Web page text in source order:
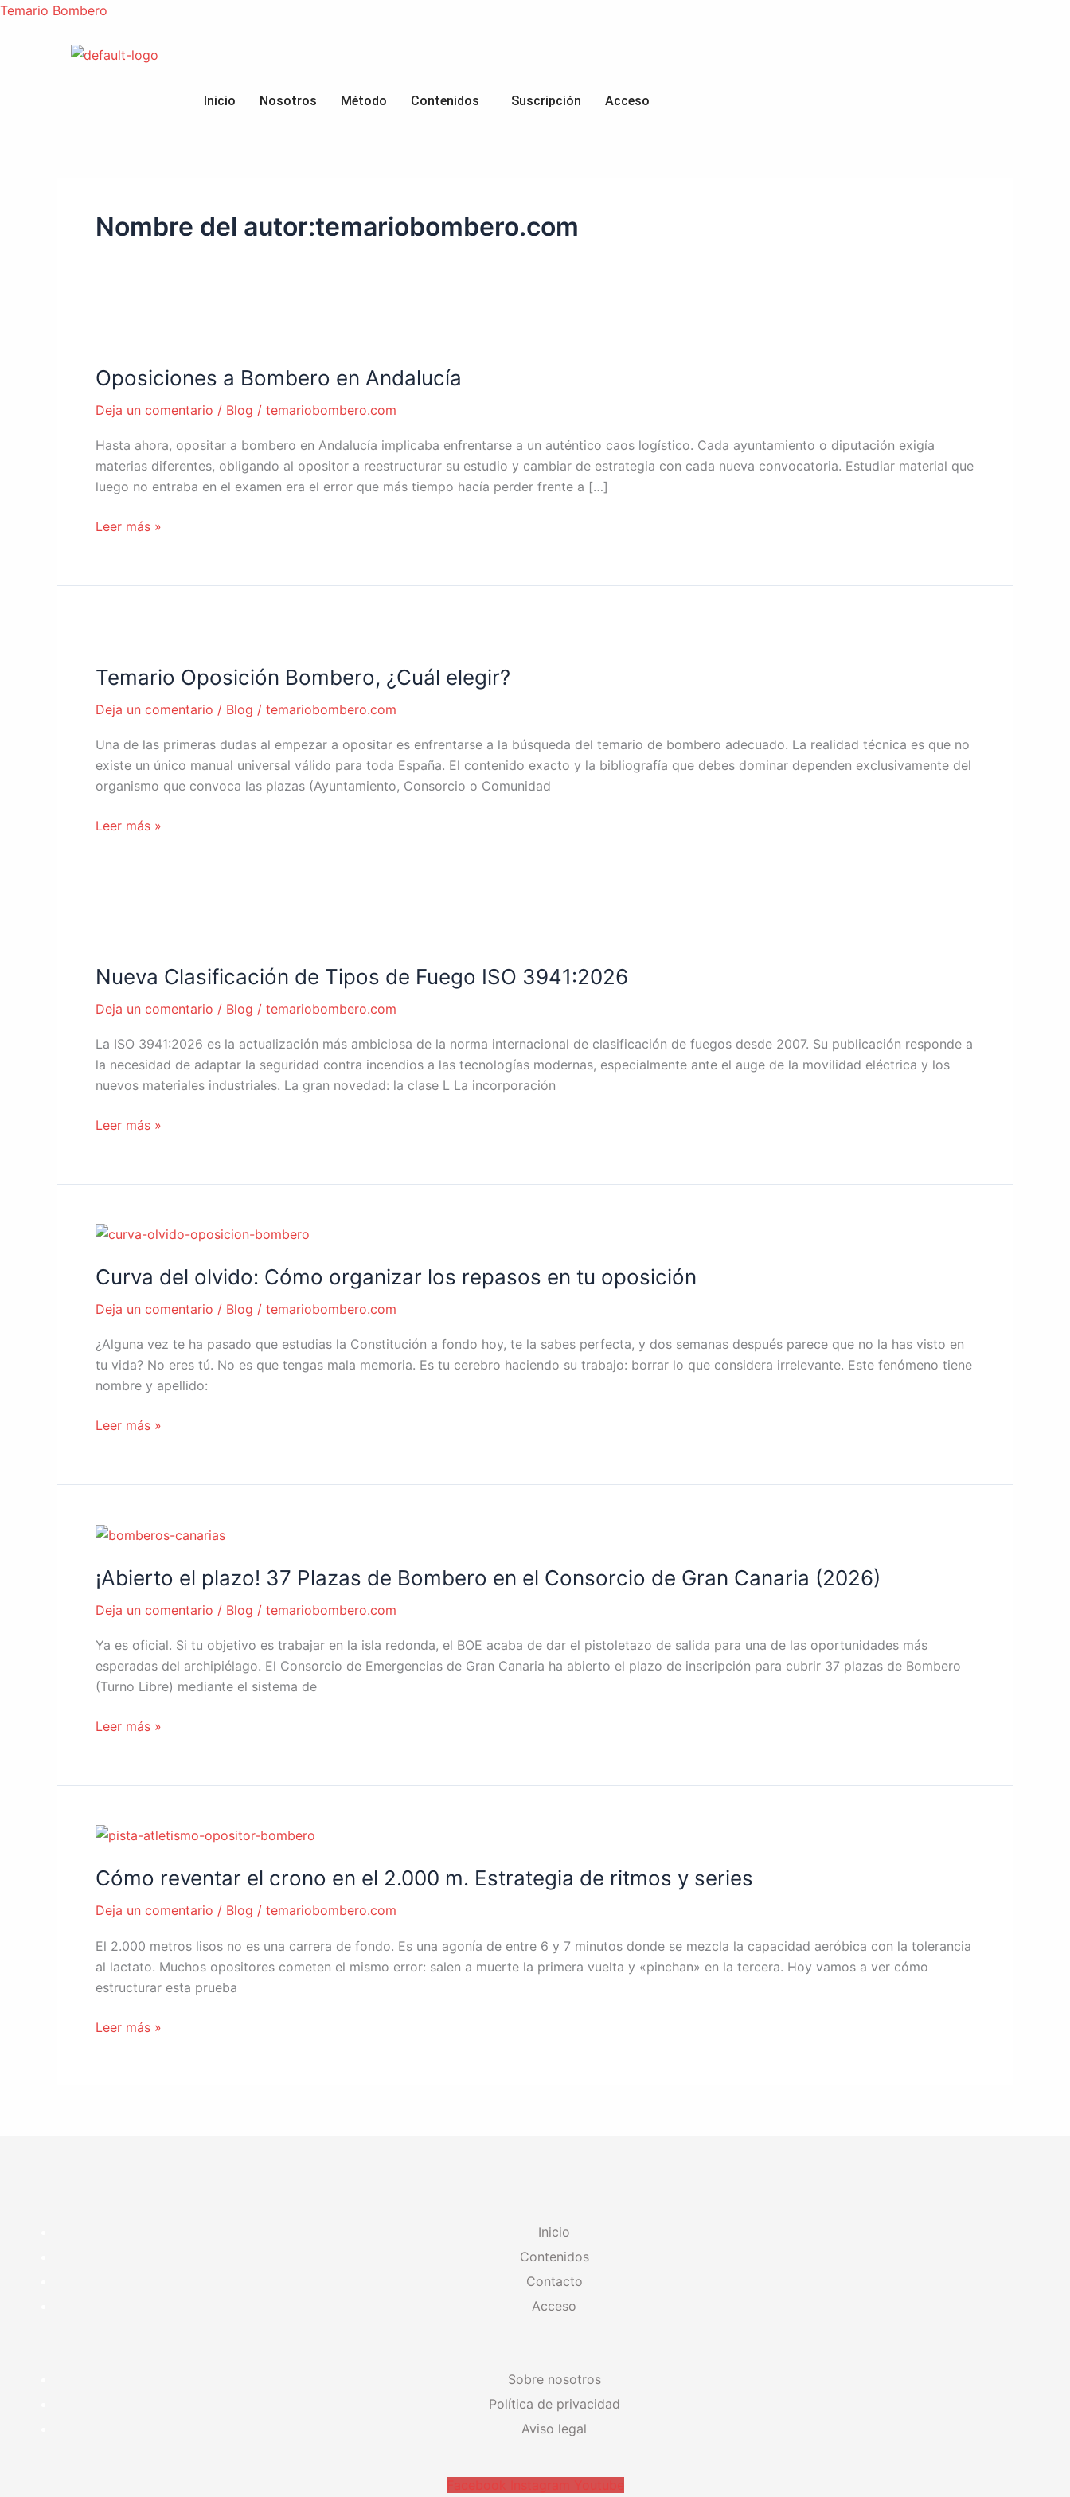
Ir
Temario Bombero
Inicio Nosotros Método Contenidos Suscripción Acceso
Nombre del autor:temariobombero.com
Oposiciones a Bombero en Andalucía
Deja un comentario / Blog / temariobombero.com
Hasta ahora, opositar a bombero en Andalucía implicaba enfrentarse a un auténtico caos logístico. Cada ayuntamiento o diputación exigía
materias diferentes, obligando al opositor a reestructurar su estudio y cambiar de estrategia con cada nueva convocatoria. Estudiar material que
luego no entraba en el examen era el error que más tiempo hacía perder frente a […]
Bombero
Andalucía
Leer más »
Temario Oposición Bombero, ¿Cuál elegir?
Deja un comentario / Blog / temariobombero.com
Una de las primeras dudas al empezar a opositar es enfrentarse a la búsqueda del temario de bombero adecuado. La realidad técnica es que no
existe un único manual universal válido para toda España. El contenido exacto y la bibliografía que debes dominar dependen exclusivamente del
organismo que convoca las plazas (Ayuntamiento, Consorcio o Comunidad
Bombero,
elegir?
Leer más »
Nueva Clasificación de Tipos de Fuego ISO 3941:2026
Deja un comentario / Blog / temariobombero.com
La ISO 3941:2026 es la actualización más ambiciosa de la norma internacional de clasificación de fuegos desde 2007. Su publicación responde a
la necesidad de adaptar la seguridad contra incendios a las tecnologías modernas, especialmente ante el auge de la movilidad eléctrica y los
nuevos materiales industriales. La gran novedad: la clase L La incorporación
de
de
Fuego
ISO
Leer más »
Curva del olvido: Cómo organizar los repasos en tu oposición
Deja un comentario / Blog / temariobombero.com
¿Alguna vez te ha pasado que estudias la Constitución a fondo hoy, te la sabes perfecta, y dos semanas después parece que no la has visto en
tu vida? No eres tú. No es que tengas mala memoria. Es tu cerebro haciendo su trabajo: borrar lo que considera irrelevante. Este fenómeno tiene
nombre y apellido:
Curva
olvido:
organizar
los
repasos
oposición
Leer más »
¡Abierto el plazo! 37 Plazas de Bombero en el Consorcio de Gran Canaria (2026)
Deja un comentario / Blog / temariobombero.com
Ya es oficial. Si tu objetivo es trabajar en la isla redonda, el BOE acaba de dar el pistoletazo de salida para una de las oportunidades más
esperadas del archipiélago. El Consorcio de Emergencias de Gran Canaria ha abierto el plazo de inscripción para cubrir 37 plazas de Bombero
(Turno Libre) mediante el sistema de
¡Abierto
plazo!
Plazas
de
Bombero
en
Consorcio
Canaria
Leer más »
Cómo reventar el crono en el 2.000 m. Estrategia de ritmos y series
Deja un comentario / Blog / temariobombero.com
El 2.000 metros lisos no es una carrera de fondo. Es una agonía de entre 6 y 7 minutos donde se mezcla la capacidad aeróbica con la tolerancia
al lactato. Muchos opositores cometen el mismo error: salen a muerte la primera vuelta y «pinchan» en la tercera. Hoy vamos a ver cómo
estructurar esta prueba
Cómo
el
en
de
Leer más »
Inicio
Contenidos
Contacto
Acceso
Sobre nosotros
Política de privacidad
Aviso legal